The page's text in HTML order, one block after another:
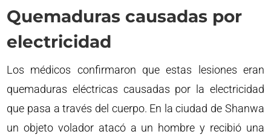
Quemaduras causadas por
electricidad
Los médicos confirmaron que estas lesiones eran
quemaduras eléctricas causadas por la electricidad
que pasa a través del cuerpo. En la ciudad de Shanwa
un objeto volador atacó a un hombre y recibió una